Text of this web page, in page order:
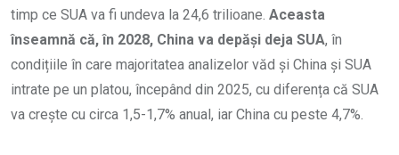
timp ce SUA va fi undeva la 24,6 trilioane. Aceasta
înseamnă că, în 2028, China va depăși deja SUA, în
condițiile în care majoritatea analizelor văd și China și SUA
intrate pe un platou, începând din 2025, cu diferența că SUA
va crește cu circa 1,5-1,7% anual, iar China cu peste 4,7%.